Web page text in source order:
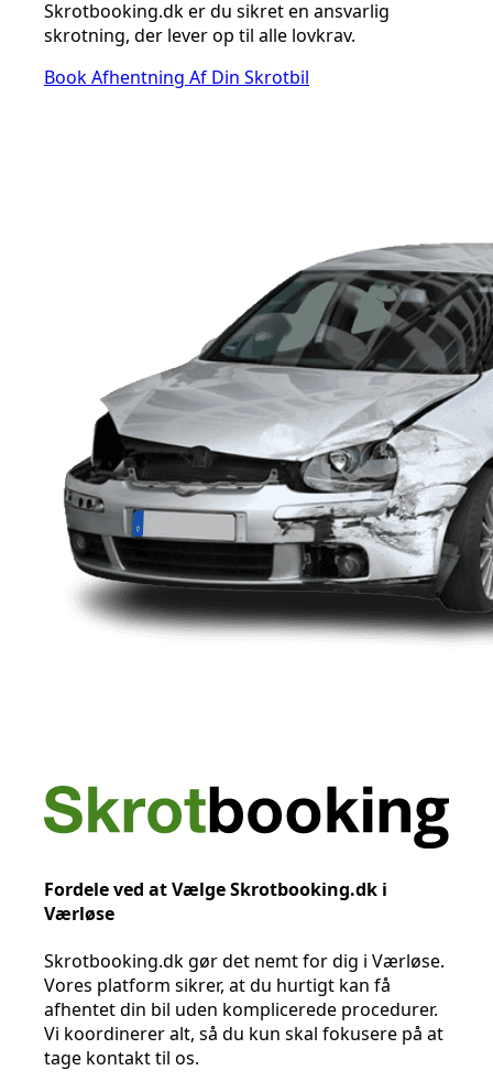
Skrotbooking.dk er du sikret en ansvarlig
skrotning, der lever op til alle lovkrav.
Book Afhentning Af Din Skrotbil
Fordele ved at Vælge Skrotbooking.dk i
Værløse
Skrotbooking.dk gør det nemt for dig i Værløse.
Vores platform sikrer, at du hurtigt kan få
afhentet din bil uden komplicerede procedurer.
Vi koordinerer alt, så du kun skal fokusere på at
tage kontakt til os.